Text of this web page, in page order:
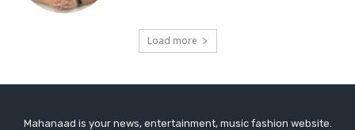
Mahanaad is your news, entertainment, music fashion website.